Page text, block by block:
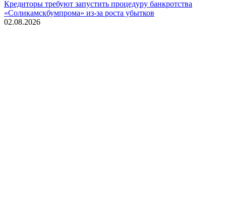
Кредиторы требуют запустить процедуру банкротства
«Соликамскбумпрома» из-за роста убытков
02.08.2026